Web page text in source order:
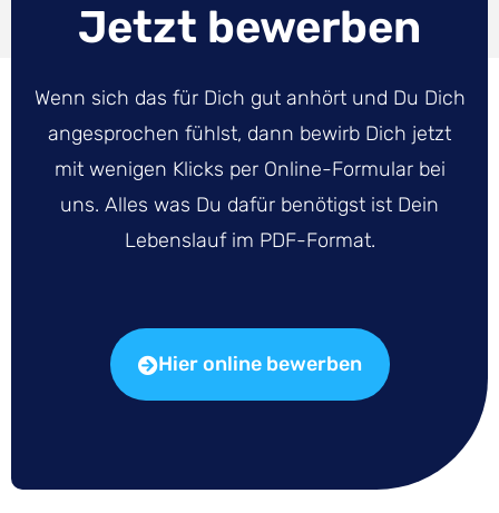
Jetzt bewerben
Wenn sich das für Dich gut anhört und Du Dich
angesprochen fühlst, dann bewirb Dich jetzt
mit wenigen Klicks per Online-Formular bei
uns. Alles was Du dafür benötigst ist Dein
Lebenslauf im PDF-Format.
Hier online bewerben